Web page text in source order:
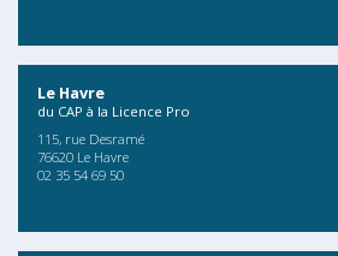
Le Havre
du CAP à la Licence Pro
115, rue Desramé
76620 Le Havre
02 35 54 69 50